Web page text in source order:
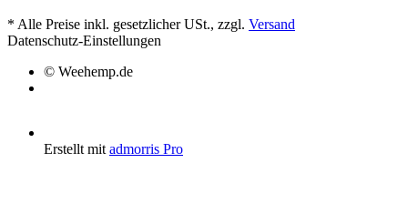
* Alle Preise inkl. gesetzlicher USt., zzgl. Versand
Datenschutz-Einstellungen
© Weehemp.de
Erstellt mit admorris Pro